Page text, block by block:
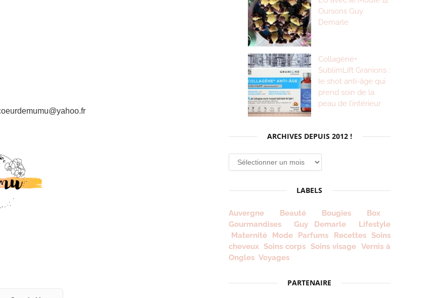
Oursons Guy
Demarle
Collagène+
SublimLift Granions :
le shot anti-âge qui
prend soin de la
peau de l’intérieur
ARCHIVES DEPUIS 2012 !
Archives
depuis
!
LABELS
Auvergne Beauté Bougies
Box
Gourmandises
Guy Demarle
Lifestyle
Maternité
Mode Parfums Recettes Soins
cheveux Soins corps Soins visage Vernis à
Ongles Voyages
PARTENAIRE